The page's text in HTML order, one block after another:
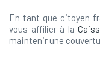
En tant que citoyen
vous affilier à la
maintenir une